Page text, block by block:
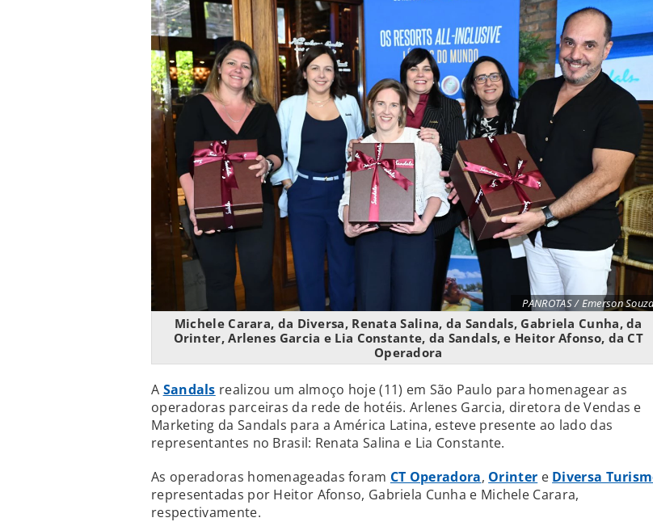
PANROTAS / Emerson Souza
Michele Carara, da Diversa, Renata Salina, da Sandals, Gabriela Cunha, da
Orinter, Arlenes Garcia e Lia Constante, da Sandals, e Heitor Afonso, da CT
Operadora
A Sandals realizou um almoço hoje (11) em São Paulo para homenagear as
operadoras parceiras da rede de hotéis. Arlenes Garcia, diretora de Vendas e
Marketing da Sandals para a América Latina, esteve presente ao lado das
representantes no Brasil: Renata Salina e Lia Constante.
As operadoras homenageadas foram CT Operadora, Orinter e Diversa
representadas por Heitor Afonso, Gabriela Cunha e Michele Carara,
respectivamente.